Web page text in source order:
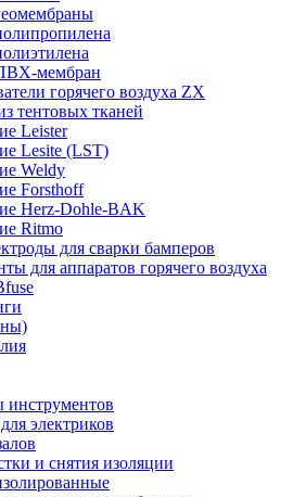
мембран
горячего воздуха ZX
тентовых тканей
Leister
Lesite (LST)
Weldy
Forsthoff
Herz-Dohle-BAK
Ritmo
для сварки бамперов
для аппаратов горячего воздуха
инструментов
электриков
и снятия изоляции